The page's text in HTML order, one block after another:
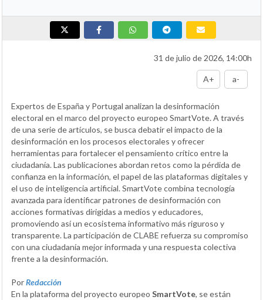
31 de julio de 2026, 14:00h
A+ a-
Expertos de España y Portugal analizan la desinformación
electoral en el marco del proyecto europeo SmartVote. A través
de una serie de artículos, se busca debatir el impacto de la
desinformación en los procesos electorales y ofrecer
herramientas para fortalecer el pensamiento crítico entre la
ciudadanía. Las publicaciones abordan retos como la pérdida de
confianza en la información, el papel de las plataformas digitales y
el uso de inteligencia artificial. SmartVote combina tecnología
avanzada para identificar patrones de desinformación con
acciones formativas dirigidas a medios y educadores,
promoviendo así un ecosistema informativo más riguroso y
transparente. La participación de CLABE refuerza su compromiso
con una ciudadanía mejor informada y una respuesta colectiva
frente a la desinformación.
PorRedacción
En la plataforma del proyecto europeo SmartVote, se están